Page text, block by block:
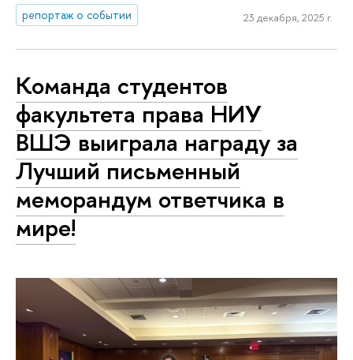
репортаж о событии
23 декабря, 2025 г.
Команда студентов
факультета права НИУ
ВШЭ выиграла награду за
Лучший письменный
меморандум ответчика в
мире!